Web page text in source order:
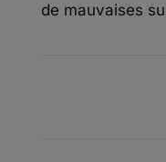
de mauvaises